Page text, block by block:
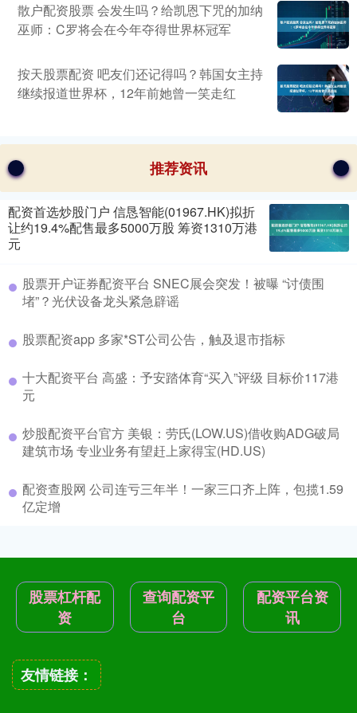
散户配资股票 会发生吗？给凯恩下咒的加纳
巫师：C罗将会在今年夺得世界杯冠军
按天股票配资 吧友们还记得吗？韩国女主持
继续报道世界杯，12年前她曾一笑走红
推荐资讯
配资首选炒股门户 信恳智能(01967.HK)拟折
让约19.4%配售最多5000万股 筹资1310万港
元
股票开户证券配资平台 SNEC展会突发！被曝 “讨债围
堵”？光伏设备龙头紧急辟谣
股票配资app 多家*ST公司公告，触及退市指标
十大配资平台 高盛：予安踏体育“买入”评级 目标价117港
元
炒股配资平台官方 美银：劳氏(LOW.US)借收购ADG破局
建筑市场 专业业务有望赶上家得宝(HD.US)
配资查股网 公司连亏三年半！一家三口齐上阵，包揽1.59
亿定增
股票杠杆配
资
查询配资平
台
配资平台资
讯
友情链接：